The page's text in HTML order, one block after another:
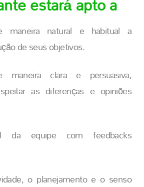
maneira natural e habitual a
de seus objetivos.
maneira clara e persuasiva,
as diferenças e opiniões
da equipe com feedbacks
o planejamento e o senso